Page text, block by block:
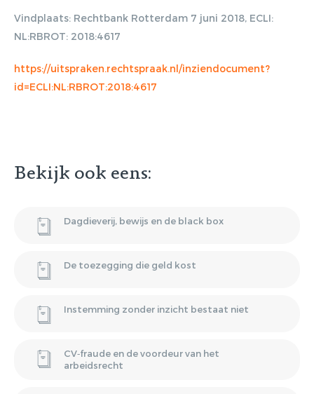
Vindplaats: Rechtbank Rotterdam 7 juni 2018, ECLI:
NL:RBROT: 2018:4617
https://uitspraken.rechtspraak.nl/inziendocument?
id=ECLI:NL:RBROT:2018:4617
Bekijk ook eens:
Dagdieverij, bewijs en de black box
De toezegging die geld kost
Instemming zonder inzicht bestaat niet
CV‑fraude en de voordeur van het
arbeidsrecht
Gratis E-
magazine
ontvangen
vestibulum massa. Fusce eu lacinia
erat, quis ultricies ex. Cras placerat